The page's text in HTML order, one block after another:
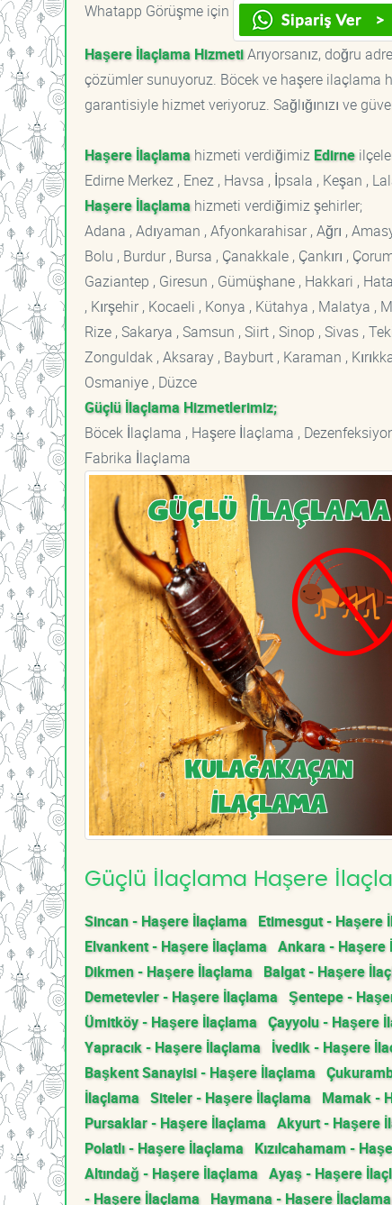
Whatapp Görüşme için
Haşere İlaçlama HizmetiArıyorsanız, doğru
çözümler sunuyoruz. Böcek ve haşere ilaçlama
garantisiyle hizmet veriyoruz. Sağlığınızı ve
Haşere İlaçlama hizmeti verdiğimiz Edirne
Edirne Merkez , Enez , Havsa , İpsala , Keşan ,
Haşere İlaçlama hizmeti verdiğimiz şehirler;
Adana , Adıyaman , Afyonkarahisar , Ağrı ,
Bolu , Burdur , Bursa , Çanakkale , Çankırı ,
Gaziantep , Giresun , Gümüşhane , Hakkari ,
, Kırşehir , Kocaeli , Konya , Kütahya , Malatya ,
Rize , Sakarya , Samsun , Siirt , Sinop , Sivas ,
Zonguldak , Aksaray , Bayburt , Karaman ,
Osmaniye , Düzce
Güçlü İlaçlama Hizmetlerimiz;
Böcek İlaçlama , Haşere İlaçlama ,
Fabrika İlaçlama
Güçlü İlaçlama Haşere
Sincan - Haşere İlaçlama Etimesgut - Haşere
Elvankent - Haşere İlaçlama Ankara - Haşere
Dikmen - Haşere İlaçlama Balgat - Haşere
Demetevler - Haşere İlaçlama Şentepe -
Ümitköy - Haşere İlaçlama Çayyolu - Haşere
Yapracık - Haşere İlaçlama İvedik - Haşere
Başkent Sanayisi - Haşere İlaçlama
İlaçlama Siteler - Haşere İlaçlama Mamak -
Pursaklar - Haşere İlaçlama Akyurt - Haşere
Polatlı - Haşere İlaçlama Kızılcahamam -
Altındağ - Haşere İlaçlama Ayaş - Haşere
- Haşere İlaçlama Haymana - Haşere İlaçlama